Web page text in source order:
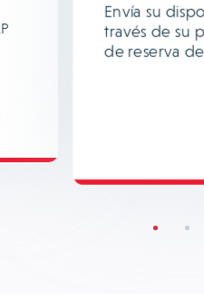
Envía su
través de su
de reserva